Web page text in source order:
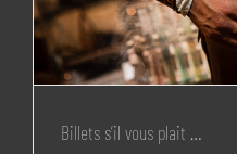
Billets s’il vous plait …